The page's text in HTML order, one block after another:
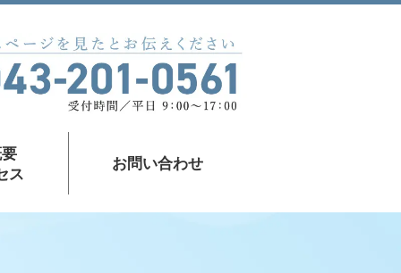
ス
お問い合わせ